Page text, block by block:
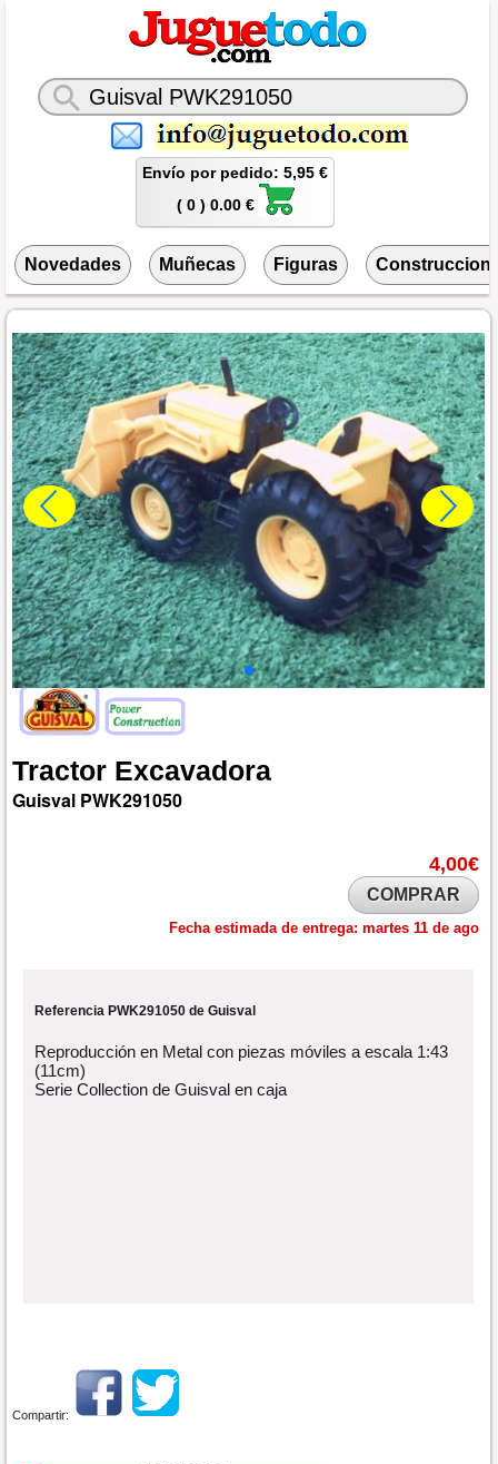
Envío por pedido: 5,95 €
( 0 ) 0.00 €
Novedades Muñecas Figuras
Tractor Excavadora
Guisval PWK291050
4,00€
COMPRAR
Fecha estimada de entrega: martes 11 de ago
Referencia PWK291050 de Guisval
Reproducción en Metal con piezas móviles a escala 1:43
(11cm)
Serie Collection de Guisval en caja
Compartir: